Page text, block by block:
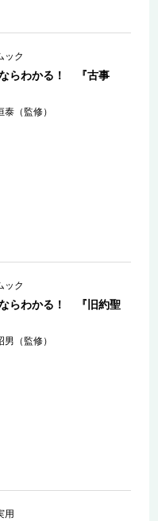
ック
らわかる！ 『古事
泰（監修）
ック
らわかる！ 『旧約聖
男（監修）
用